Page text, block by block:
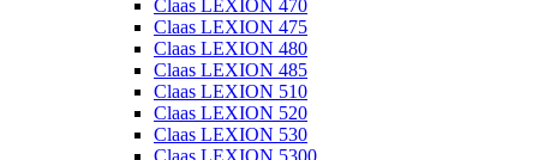
Claas LEXION 470
Claas LEXION 475
Claas LEXION 480
Claas LEXION 485
Claas LEXION 510
Claas LEXION 520
Claas LEXION 530
Claas LEXION 5300